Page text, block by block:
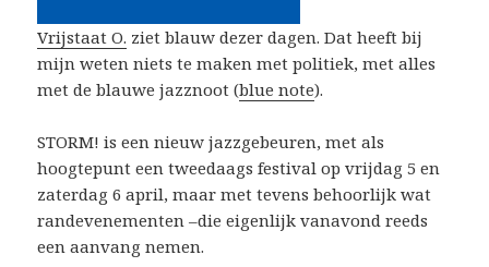
Vrijstaat O. ziet blauw dezer dagen. Dat heeft bij
mijn weten niets te maken met politiek, met alles
met de blauwe jazznoot (blue note).
STORM! is een nieuw jazzgebeuren, met als
hoogtepunt een tweedaags festival op vrijdag 5 en
zaterdag 6 april, maar met tevens behoorlijk wat
randevenementen –die eigenlijk vanavond reeds
een aanvang nemen.